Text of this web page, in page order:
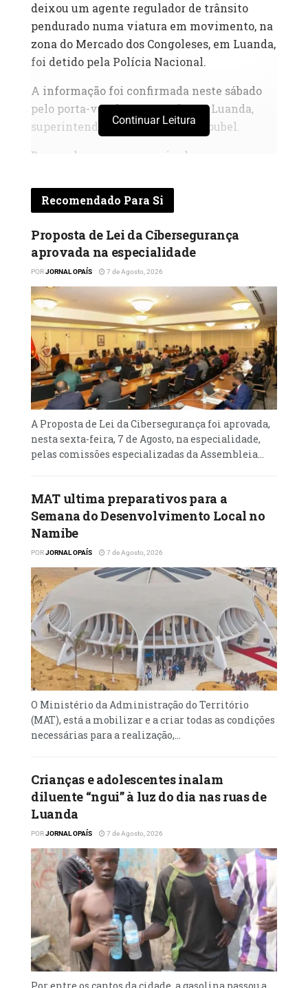
deixou um agente regulador de trânsito
pendurado numa viatura em movimento, na
zona do Mercado dos Congoleses, em Luanda,
foi detido pela Polícia Nacional.
A informação foi confirmada neste sábado
pelo porta-voz da corporação em Luanda,
superintendente-chefe Nestor Goubel.
De acordo com o responsável, o caso
Maio, por volta das 11h40, na estrada de
serviço junto ao mercado. O agente
encontrava-se em exercício de funções
quando mandou parar uma viatura que
efectuava serviço de táxi.
O automobilista desobedeceu à ordem de
paragem e continuou a marcha em direcção
ao regulador de trânsito, colocando em risco
a integridade física do efectivo policial.
Perante a situação, e numa tentativa de
evitar ser atropelado, o agente acabou por se
agarrar à lateral da viatura, enquanto o
motorista prosseguia em movimento.
As imagens do momento foram registadas
redes sociais.
“Após o sucedido, a Polícia Nacional iniciou
diligências que resultaram na localização e
detenção do motorista”, explicou.
Continuar Leitura
Recomendado Para Si
Proposta de Lei da Cibersegurança
aprovada na especialidade
PORJORNAL OPAÍS 7 de Agosto, 2026
A Proposta de Lei da Cibersegurança foi aprovada,
nesta sexta-feira, 7 de Agosto, na especialidade,
pelas comissões especializadas da Assembleia...
MAT ultima preparativos para a
Semana do Desenvolvimento Local no
Namibe
PORJORNAL OPAÍS 7 de Agosto, 2026
O Ministério da Administração do Território
(MAT), está a mobilizar e a criar todas as condições
necessárias para a realização,...
Crianças e adolescentes inalam
diluente “ngui” à luz do dia nas ruas de
Luanda
PORJORNAL OPAÍS 7 de Agosto, 2026